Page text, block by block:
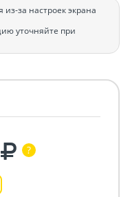
за настроек экрана
уточняйте при